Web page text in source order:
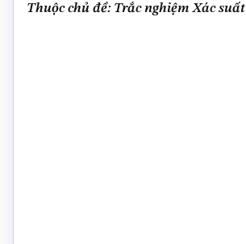
Thuộc chủ đề: Trắc nghiệm Xác suất